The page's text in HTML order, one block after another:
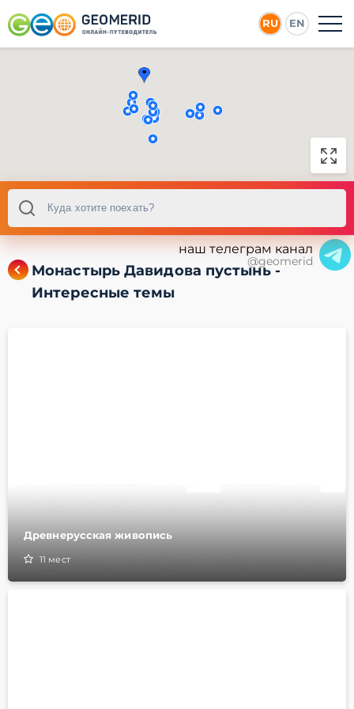
RU EN
Монастырь Давидова пустынь -
Интересные темы
наш телеграм канал
@geomerid
Древнерусская живопись
11 мест